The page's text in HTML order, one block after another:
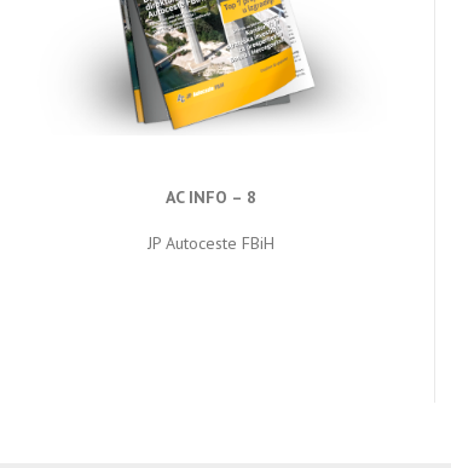
AC INFO – 8
JP Autoceste FBiH